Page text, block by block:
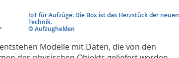
IoT für Aufzüge: Die Box ist das Herzstück der neuen
Technik.
© Aufzughelden
Modelle mit Daten, die von den